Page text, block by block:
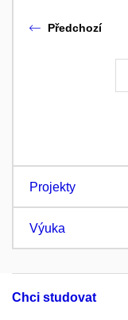
Předchozí
Projekty
Výuka
Chci studovat